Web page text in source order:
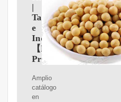
|
Taller
e
Industrial
【Mejores
Precios
Amplio
catálogo
en